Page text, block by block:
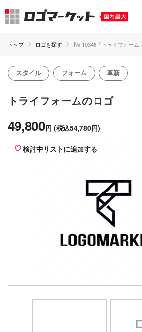
トップ ロゴを探す No.10346「トライフォーム」
スタイル フォーム 革新
トライフォームのロゴ
49,800円 (税込54,780円)
検討中リストに追加する